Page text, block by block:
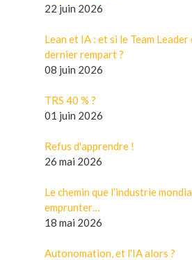
22 juin 2026
Lean et IA : et si le Team
dernier rempart ?
08 juin 2026
TRS 40 % ?
01 juin 2026
Refus d'apprendre !
26 mai 2026
Le chemin que l’industrie
emprunter…
18 mai 2026
Autonomation, et l'IA alors ?